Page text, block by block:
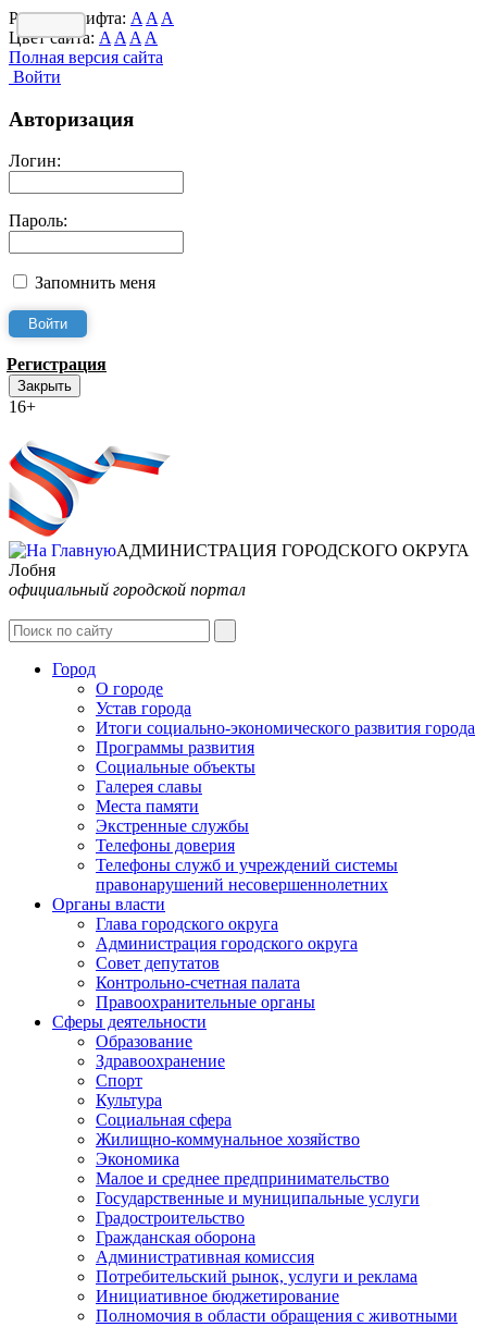
Размер шрифта: A A A
Цвет сайта: A A A A
Полная версия сайта
Войти
Авторизация
Логин:
Пароль:
Запомнить меня
Регистрация
Закрыть
16+
АДМИНИСТРАЦИЯ ГОРОДСКОГО ОКРУГА
Лобня
официальный городской портал
Город
О городе
Устав города
Итоги социально-экономического развития города
Программы развития
Социальные объекты
Галерея славы
Места памяти
Экстренные службы
Телефоны доверия
Телефоны служб и учреждений системы
правонарушений несовершеннолетних
Органы власти
Глава городского округа
Администрация городcкого округа
Совет депутатов
Контрольно-счетная палата
Правоохранительные органы
Сферы деятельности
Образование
Здравоохранение
Спорт
Культура
Социальная сфера
Жилищно-коммунальное хозяйство
Экономика
Малое и среднее предпринимательство
Государственные и муниципальные услуги
Градостроительство
Гражданская оборона
Административная комиссия
Потребительский рынок, услуги и реклама
Инициативное бюджетирование
Полномочия в области обращения с животными